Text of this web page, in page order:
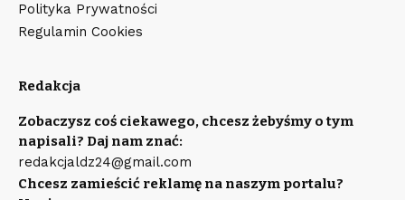
Polityka Prywatności
Regulamin Cookies
Redakcja
Zobaczysz coś ciekawego, chcesz żebyśmy o tym
napisali? Daj nam znać:
redakcjaldz24@gmail.com
Chcesz zamieścić reklamę na naszym portalu?